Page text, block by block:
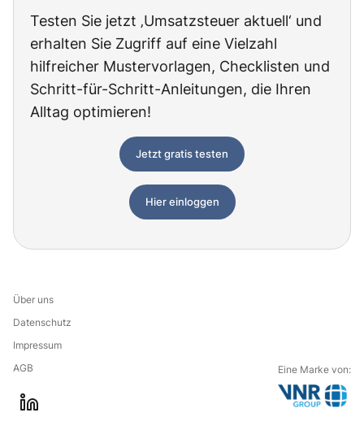
Testen Sie jetzt ‚Umsatzsteuer aktuell‘ und
erhalten Sie Zugriff auf eine Vielzahl
hilfreicher Mustervorlagen, Checklisten und
Schritt-für-Schritt-Anleitungen, die Ihren
Alltag optimieren!
Jetzt gratis testen
Hier einloggen
Über uns
Datenschutz
Impressum
AGB
Eine Marke von: